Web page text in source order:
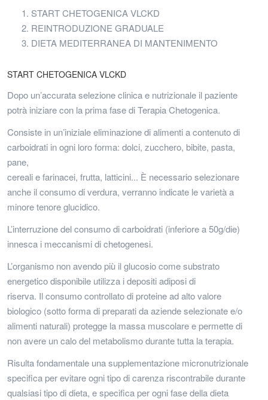
START CHETOGENICA VLCKD
REINTRODUZIONE GRADUALE
DIETA MEDITERRANEA DI MANTENIMENTO
START CHETOGENICA VLCKD
Dopo un’accurata selezione clinica e nutrizionale il paziente
potrà iniziare con la prima fase di Terapia Chetogenica.
Consiste in un’iniziale eliminazione di alimenti a contenuto di
carboidrati in ogni loro forma: dolci, zucchero, bibite, pasta,
pane,
cereali e farinacei, frutta, latticini... È necessario selezionare
anche il consumo di verdura, verranno indicate le varietà a
minore tenore glucidico.
L’interruzione del consumo di carboidrati (inferiore a 50g/die)
innesca i meccanismi di chetogenesi.
L’organismo non avendo più il glucosio come substrato
energetico disponibile utilizza i depositi adiposi di
riserva. Il consumo controllato di proteine ad alto valore
biologico (sotto forma di preparati da aziende selezionate e/o
alimenti naturali) protegge la massa muscolare e permette di
non avere un calo del metabolismo durante tutta la terapia.
Risulta fondamentale una supplementazione micronutrizionale
specifica per evitare ogni tipo di carenza riscontrabile durante
qualsiasi tipo di dieta, e specifica per ogni fase della dieta